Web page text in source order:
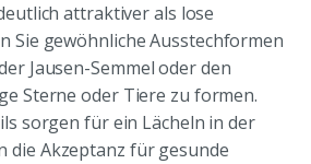
attraktiver als lose
Sie gewöhnliche Ausstechformen
Jausen-Semmel oder den
Sterne oder Tiere zu formen.
sorgen für ein Lächeln in der
die Akzeptanz für gesunde